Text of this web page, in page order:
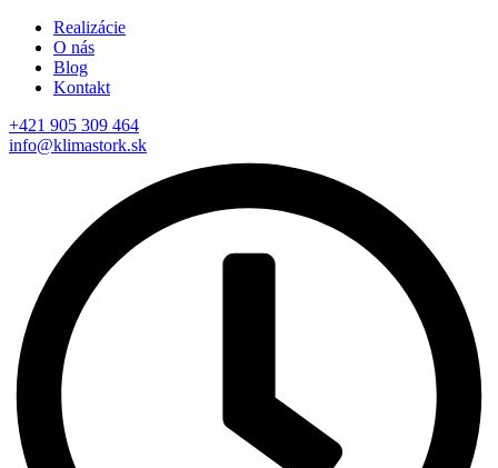
Realizácie
O nás
Blog
Kontakt
+421 905 309 464
info@klimastork.sk